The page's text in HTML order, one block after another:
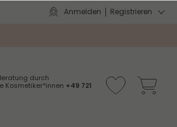
Anmelden Registrieren
durch
Kosmetiker*innen +49 721